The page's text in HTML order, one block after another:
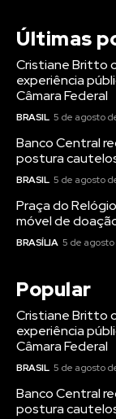
Últimas
Cristiane Britto
experiência
Câmara Federal
BRASIL 5 de agosto
Banco Central
postura
BRASIL 5 de agosto
Praça do
móvel de
BRASÍLIA 5 de
Popular
Cristiane Britto
experiência
Câmara Federal
BRASIL 5 de agosto
Banco Central
postura